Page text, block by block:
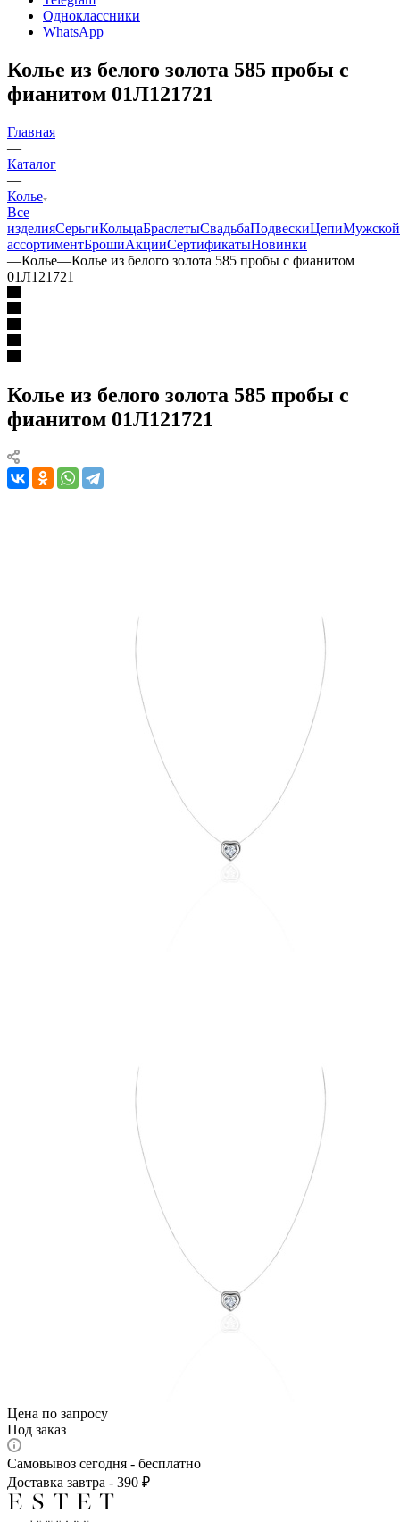
Одноклассники
WhatsApp
Колье из белого золота 585 пробы с
фианитом 01Л121721
Главная
—
Каталог
—
Колье
Все
изделияСерьгиКольцаБраслетыСвадьбаПодвескиЦепиМужской
ассортиментБрошиАкцииСертификатыНовинки
—Колье—Колье из белого золота 585 пробы с фианитом
01Л121721
Колье из белого золота 585 пробы с
фианитом 01Л121721
Цена по запросу
Под заказ
Самовывоз сегодня - бесплатно
Доставка завтра - 390 ₽